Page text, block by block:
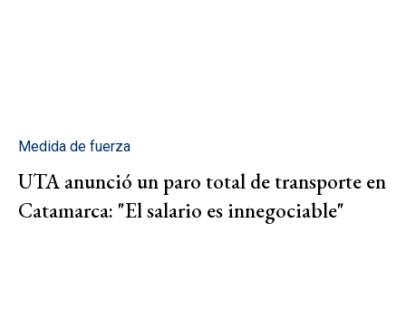
Medida de fuerza
UTA anunció un paro total de transporte en
Catamarca: "El salario es innegociable"